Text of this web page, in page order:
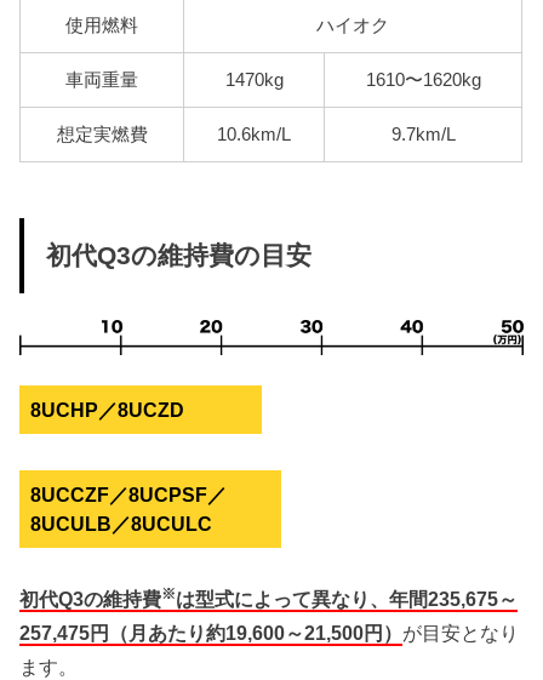
使用燃料 ハイオク
車両重量 1470kg 1610〜1620kg
想定実燃費 10.6km/L 9.7km/L
初代Q3の維持費の目安
8UCHP／8UCZD
8UCCZF／8UCPSF／
8UCULB／8UCULC
初代Q3の維持費※は型式によって異なり、年間235,675～
257,475円（月あたり約19,600～21,500円） が目安となり
ます。